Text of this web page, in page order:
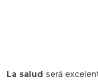
La salud será